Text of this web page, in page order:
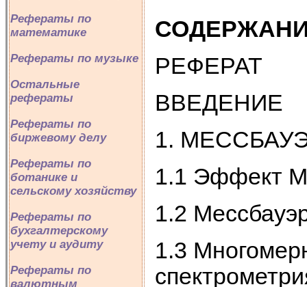
Рефераты по
математике
Рефераты по музыке
Остальные
рефераты
Рефераты по
биржевому делу
Рефераты по
ботанике и
сельскому хозяйству
Рефераты по
бухгалтерскому
учету и аудиту
Рефераты по
валютным
РЕФЕРАТ
ВВЕДЕНИЕ
1.
1.1 Эффект
1.2
1.3